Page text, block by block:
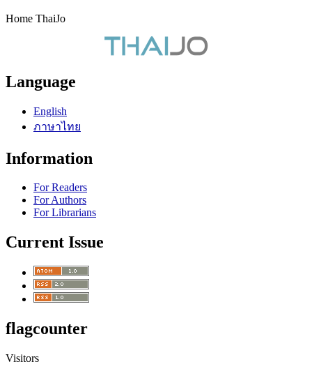
Home ThaiJo
Language
English
ภาษาไทย
Information
For Readers
For Authors
For Librarians
Current Issue
flagcounter
Visitors